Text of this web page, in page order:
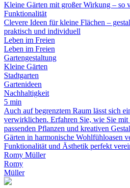
Kleine Gärten mit großer Wirkung – so
Funktionalität
Clevere Ideen für kleine Flächen –
praktisch und individuell
Leben im Freien
Leben im Freien
Gartengestaltung
Kleine Gärten
Stadtgarten
Gartenideen
Nachhaltigkeit
5 min
Auch auf begrenztem Raum lässt sich
verwirklichen. Erfahren Sie, wie Sie mit
passenden Pflanzen und kreativen
Gärten in harmonische Wohlfühloasen
Funktionalität und Ästhetik perfekt
Romy Müller
Romy
Müller